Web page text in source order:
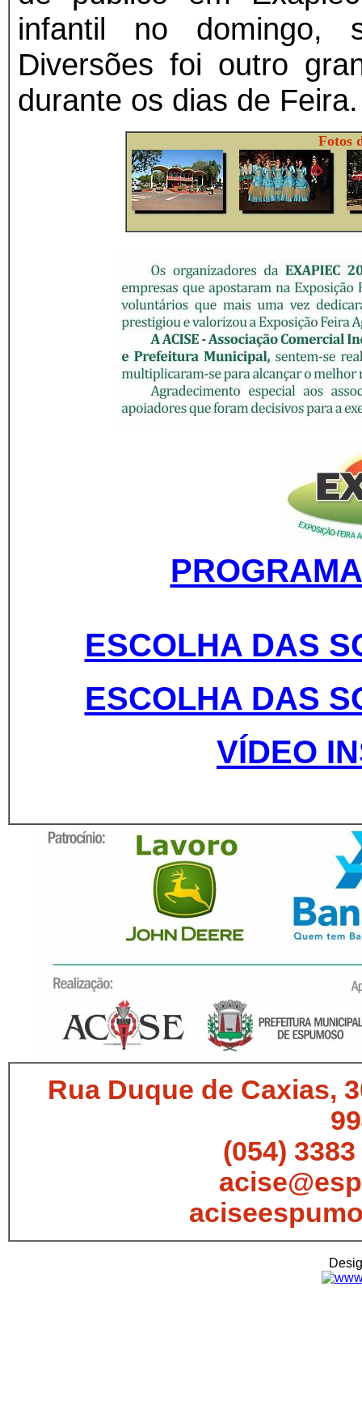
infantil no domingo,
Diversões foi outro
durante os dias de Feira.
Fotos
ESCOLHA DAS
ESCOLHA DAS
VÍDEO
Rua Duque de Caxias,
(054)